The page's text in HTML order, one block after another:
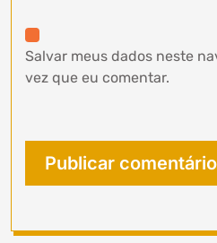
Salvar meus dados neste
vez que eu comentar.